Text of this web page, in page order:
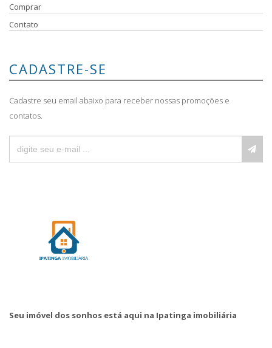
Comprar
Contato
CADASTRE-SE
Cadastre seu email abaixo para receber nossas promoções e
contatos.
Seu imóvel dos sonhos está aqui na Ipatinga imobiliária